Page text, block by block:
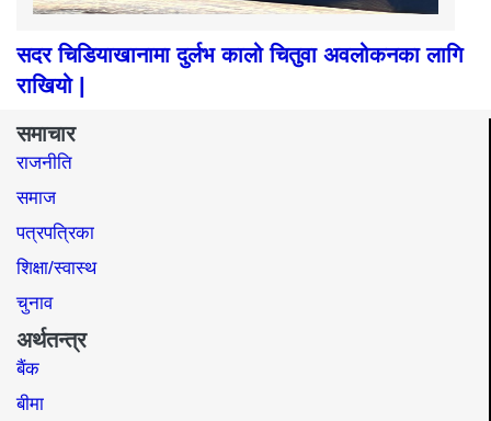
सदर चिडियाखानामा दुर्लभ कालो चितुवा अवलोकनका लागि
राखियो |
समाचार
राजनीति
समाज​
पत्रपत्रिका
शिक्षा/स्वास्थ
चुनाव
अर्थतन्त्र
बैंक
बीमा